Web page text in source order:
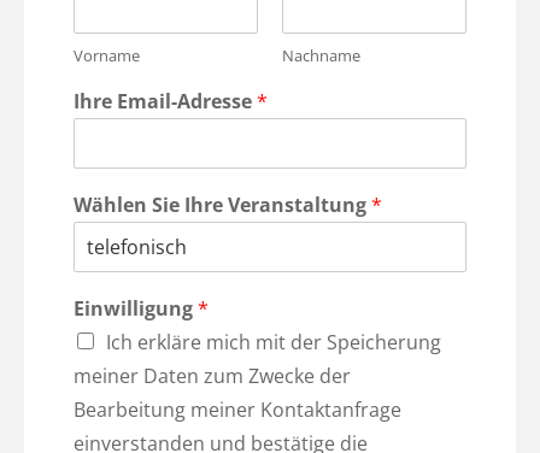
Vorname Nachname
Ihre Email-Adresse*
Wählen Sie Ihre Veranstaltung*
Einwilligung*
Ich erkläre mich mit der Speicherung
meiner Daten zum Zwecke der
Bearbeitung meiner Kontaktanfrage
einverstanden und bestätige die